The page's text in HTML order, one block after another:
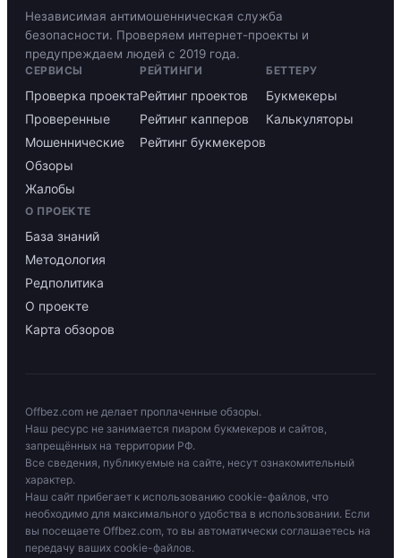
Независимая антимошенническая служба
безопасности. Проверяем интернет-проекты и
предупреждаем людей с 2019 года.
СЕРВИСЫ
Проверка проекта
Проверенные
Мошеннические
Обзоры
Жалобы
РЕЙТИНГИ
Рейтинг проектов
Рейтинг капперов
Рейтинг букмекеров
БЕТТЕРУ
Букмекеры
Калькуляторы
О ПРОЕКТЕ
База знаний
Методология
Редполитика
О проекте
Карта обзоров
Offbez.com не делает проплаченные обзоры.
Наш ресурс не занимается пиаром букмекеров и сайтов,
запрещённых на территории РФ.
Все сведения, публикуемые на сайте, несут ознакомительный
характер.
Наш сайт прибегает к использованию cookie-файлов, что
необходимо для максимального удобства в использовании. Если
вы посещаете Offbez.com, то вы автоматически соглашаетесь на
передачу ваших cookie-файлов.